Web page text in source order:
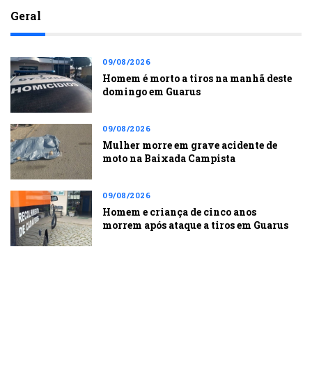
Geral
09/08/2026
Homem é morto a tiros na manhã deste
domingo em Guarus
09/08/2026
Mulher morre em grave acidente de
moto na Baixada Campista
09/08/2026
Homem e criança de cinco anos
morrem após ataque a tiros em Guarus